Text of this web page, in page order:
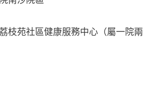
枝苑社區健康服務中心（屬一院兩